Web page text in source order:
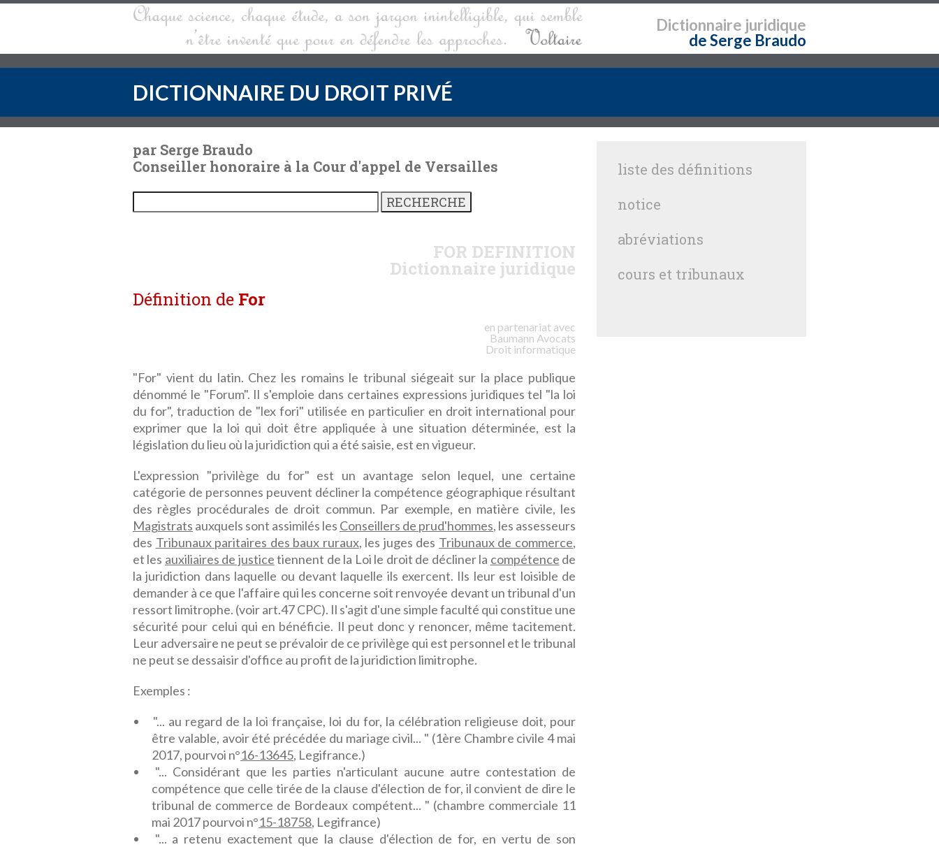
Dictionnaire juridique
de Serge Braudo
DICTIONNAIRE DU DROIT PRIVÉ
par Serge Braudo
Conseiller honoraire à la Cour d'appel de Versailles
FOR DEFINITION
Dictionnaire juridique
Définition de For
en partenariat avec
Baumann Avocats
Droit informatique
"For" vient du latin. Chez les romains le tribunal siégeait sur la place publique
dénommé le "Forum". Il s'emploie dans certaines expressions juridiques tel "la loi
du for", traduction de "lex fori" utilisée en particulier en droit international pour
exprimer que la loi qui doit être appliquée à une situation déterminée, est la
législation du lieu où la juridiction qui a été saisie, est en vigueur.
L'expression "privilège du for" est un avantage selon lequel, une certaine
catégorie de personnes peuvent décliner la compétence géographique résultant
des règles procédurales de droit commun. Par exemple, en matière civile, les
Magistrats auxquels sont assimilés les Conseillers de prud'hommes, les assesseurs
des Tribunaux paritaires des baux ruraux, les juges des Tribunaux de commerce,
et les auxiliaires de justicetiennent de la Loi le droit de décliner la compétence de
la juridiction dans laquelle ou devant laquelle ils exercent. Ils leur est loisible de
demander à ce que l'affaire qui les concerne soit renvoyée devant un tribunal d'un
ressort limitrophe. (voir art.47 CPC). Il s'agit d'une simple faculté qui constitue une
sécurité pour celui qui en bénéficie. Il peut donc y renoncer, même tacitement.
Leur adversaire ne peut se prévaloir de ce privilège qui est personnel et le tribunal
ne peut se dessaisir d'office au profit de la juridiction limitrophe.
Exemples :
"... au regard de la loi française, loi du for, la célébration religieuse doit, pour
être valable, avoir été précédée du mariage civil... " (1ère Chambre civile 4 mai
2017, pourvoi n°16-13645, Legifrance.)
"... Considérant que les parties n'articulant aucune autre contestation de
compétence que celle tirée de la clause d'élection de for, il convient de dire le
tribunal de commerce de Bordeaux compétent... " (chambre commerciale 11
mai 2017 pourvoi n°15-18758, Legifrance)
"... a retenu exactement que la clause d'élection de for, en vertu de son
liste des définitions
notice
abréviations
cours et tribunaux